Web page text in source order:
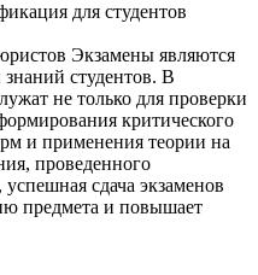
для студентов
Экзамены являются
студентов. В
не только для проверки
критического
и применения теории на
проведенного
сдача экзаменов
предмета и повышает